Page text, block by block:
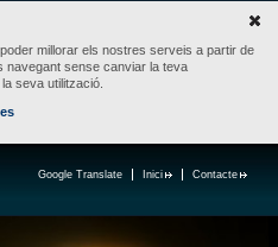
millorar els nostres serveis a partir de
navegant sense canviar la teva
seva utilització.
Contacte
Inici
Google Translate